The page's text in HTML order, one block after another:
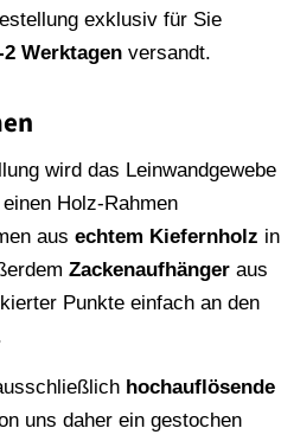
exklusiv für Sie
2 Werktagen versandt.
wird das Leinwandgewebe
Holz-Rahmen
aus echtem Kiefernholz in
Zackenaufhänger aus
Punkte einfach an den
hochauflösende
uns daher ein gestochen